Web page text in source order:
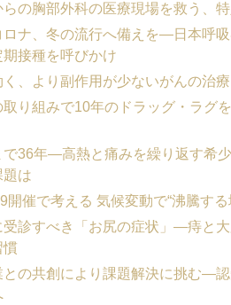
らの胸部外科の医療現場を救う、
ロナ、冬の流行へ備えを―日本呼
期接種を呼びかけ
く、より副作用が少ないがんの治
取り組みで10年のドラッグ・ラ
で36年―高熱と痛みを繰り返す希
題は
開催で考える 気候変動で“沸騰す
受診すべき「お尻の症状」―痔と
慣
との共創により課題解決に挑む―